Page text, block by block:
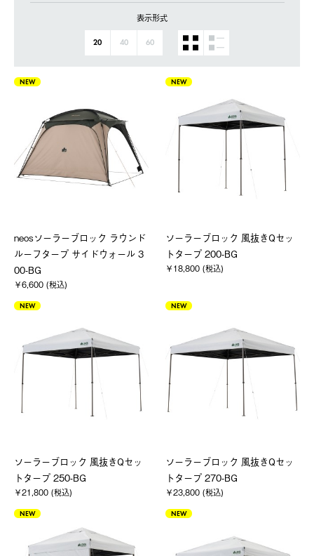
表示形式
20 40 60
NEW
neosソーラーブロック ラウンド
ルーフタープ サイドウォール 3
00-BG
￥6,600 (税込)
NEW
ソーラーブロック 風抜きQセッ
トタープ 200-BG
￥18,800 (税込)
NEW
ソーラーブロック 風抜きQセッ
トタープ 250-BG
￥21,800 (税込)
NEW
ソーラーブロック 風抜きQセッ
トタープ 270-BG
￥23,800 (税込)
NEW NEW